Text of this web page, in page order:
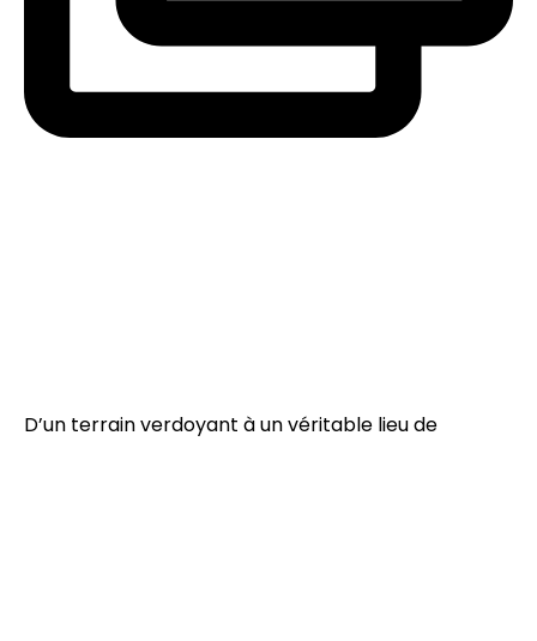
D’un terrain verdoyant à un véritable lieu de